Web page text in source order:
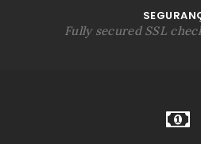
Fully secured SSL